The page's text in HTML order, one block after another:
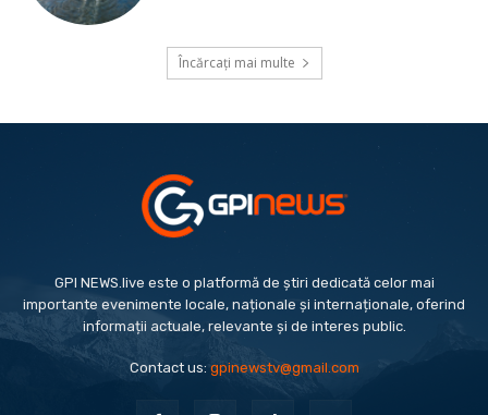
Încărcați mai multe
GPI NEWS.live este o platformă de știri dedicată celor mai
importante evenimente locale, naționale și internaționale, oferind
informații actuale, relevante și de interes public.
Contact us:gpinewstv@gmail.com